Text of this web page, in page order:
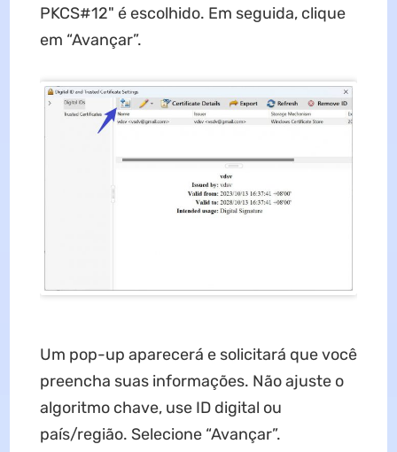
PKCS#12" é escolhido. Em seguida, clique
em “Avançar”.
Um pop-up aparecerá e solicitará que você
preencha suas informações. Não ajuste o
algoritmo chave, use ID digital ou
país/região. Selecione “Avançar”.